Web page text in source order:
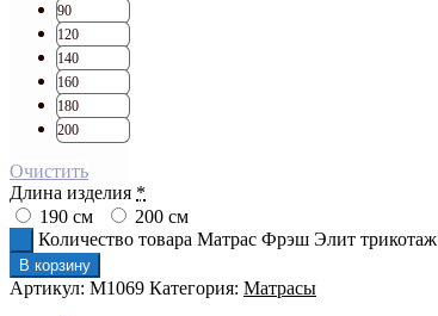
90
120
140
160
180
200
Очистить
Длина изделия *
190 см
200 см
Количество товара Матрас Фрэш Элит трикотаж
В корзину
Артикул: M1069 Категория: Матрасы